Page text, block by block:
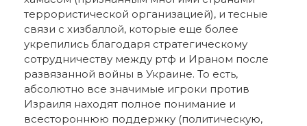
террористической организацией), и тесные
связи с хизбаллой, которые еще более
укрепились благодаря стратегическому
сотрудничеству между ртф и Ираном после
развязанной войны в Украине. То есть,
абсолютно все значимые игроки против
Израиля находят полное понимание и
всестороннюю поддержку (политическую,